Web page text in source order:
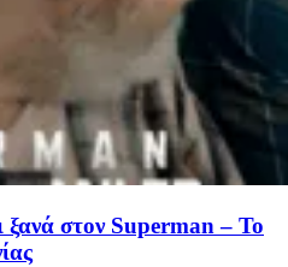
στον Superman – Το